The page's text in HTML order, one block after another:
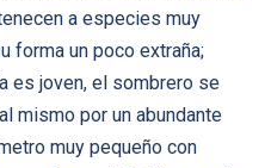
a especies muy
forma un poco extraña;
es joven, el sombrero se
mismo por un abundante
muy pequeño con